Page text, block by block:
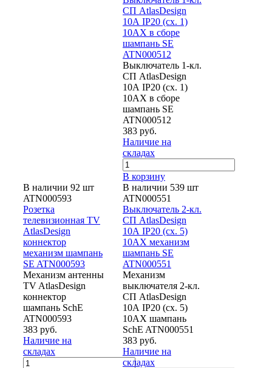
СП AtlasDesign
10А IP20 (сх. 1)
10AX в сборе
шампань SE
ATN000512
Выключатель 1-кл.
СП AtlasDesign
10А IP20 (сх. 1)
10AX в сборе
шампань SE
ATN000512
383 руб.
Наличие на
складах
В корзину
В наличии 92 шт
ATN000593
Розетка
телевизионная TV
AtlasDesign
коннектор
механизм шампань
SE ATN000593
Механизм антенны
TV AtlasDesign
коннектор
шампань SchE
ATN000593
383 руб.
Наличие на
складах
В наличии 539 шт
ATN000551
Выключатель 2-кл.
СП AtlasDesign
10А IP20 (сх. 5)
10AX механизм
шампань SE
ATN000551
Механизм
выключателя 2-кл.
СП AtlasDesign
10А IP20 (сх. 5)
10AX шампань
SchE ATN000551
383 руб.
Наличие на
складах